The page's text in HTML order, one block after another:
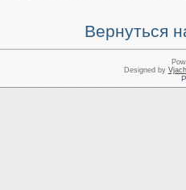
Вернуться
Designed by